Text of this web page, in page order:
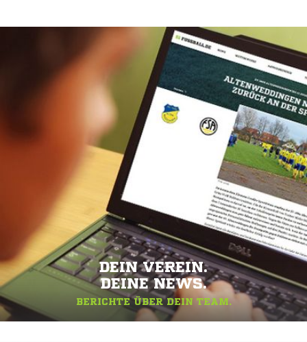
DEIN VEREIN.
DEINE NEWS.
BERICHTE ÜBER DEIN TEAM.